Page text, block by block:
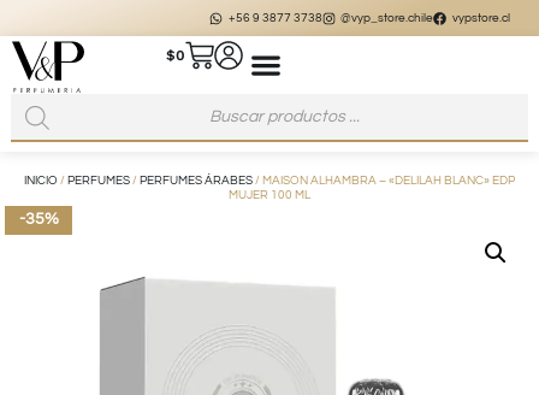
+56 9 3877 3738 @vyp_store.chile vypstore.cl
$0
INICIO / PERFUMES / PERFUMES ÁRABES / MAISON ALHAMBRA – «DELILAH BLANC» EDP
MUJER 100 ML
-35%